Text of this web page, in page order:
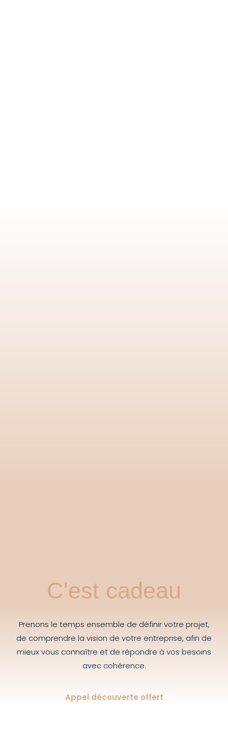
C'est cadeau
Prenons le temps ensemble de définir votre projet,
de comprendre la vision de votre entreprise, afin de
mieux vous connaître et de répondre à vos besoins
avec cohérence.
Appel découverte offert